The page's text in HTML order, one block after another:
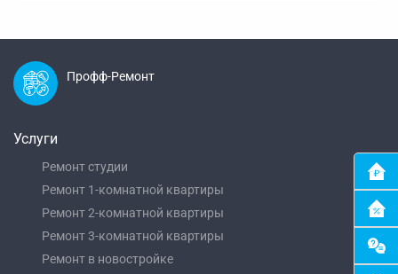
Профф-Ремонт
Услуги
Ремонт студии
Ремонт 1-комнатной квартиры
Ремонт 2-комнатной квартиры
Ремонт 3-комнатной квартиры
Ремонт в новостройке